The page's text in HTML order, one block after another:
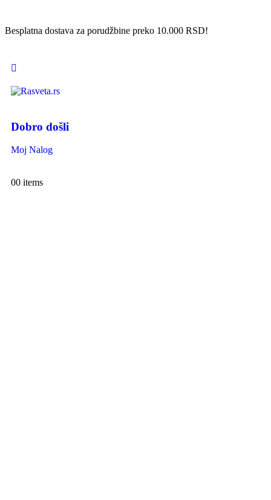
Besplatna dostava za porudžbine preko 10.000 RSD!
Dobro došli
Moj Nalog
00 items